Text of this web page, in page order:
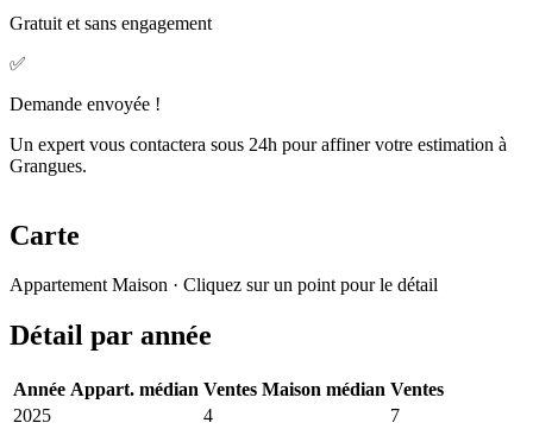
Gratuit et sans engagement
✅
Demande envoyée !
Un expert vous contactera sous 24h pour affiner votre estimation à
Grangues.
Carte
−
Appartement Maison · Cliquez sur un point pour le détail
Détail par année
Année Appart. médian Ventes Maison médian Ventes
2025
4
7